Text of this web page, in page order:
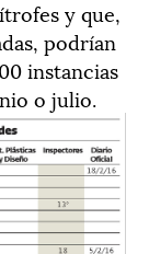
y que,
podrían
instancias
o julio.